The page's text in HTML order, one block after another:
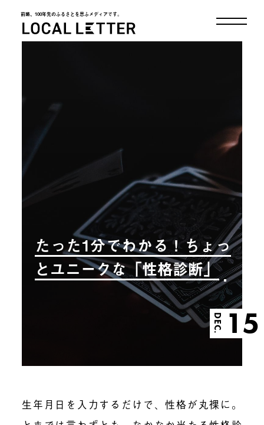
前略、100年先のふるさとを思ふメディアです。
LOCAL LETTER
たった1分でわかる！ちょっ
とユニークな「性格診断」
DEC. 15
生年月日を入力するだけで、性格が丸裸に。